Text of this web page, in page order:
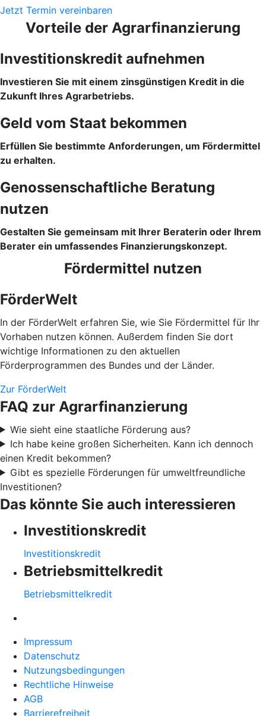
Jetzt Termin vereinbaren
Vorteile der Agrarfinanzierung
Investitionskredit aufnehmen
Investieren Sie mit einem zinsgünstigen Kredit in die
Zukunft Ihres Agrarbetriebs.
Geld vom Staat bekommen
Erfüllen Sie bestimmte Anforderungen, um Fördermittel
zu erhalten.
Genossenschaftliche Beratung
nutzen
Gestalten Sie gemeinsam mit Ihrer Beraterin oder Ihrem
Berater ein umfassendes Finanzierungskonzept.
Fördermittel nutzen
FörderWelt
In der FörderWelt erfahren Sie, wie Sie Fördermittel für Ihr
Vorhaben nutzen können. Außerdem finden Sie dort
wichtige Informationen zu den aktuellen
Förderprogrammen des Bundes und der Länder.
Zur FörderWelt
FAQ zur Agrarfinanzierung
Wie sieht eine staatliche Förderung aus?
Ich habe keine großen Sicherheiten. Kann ich dennoch
einen Kredit bekommen?
Gibt es spezielle Förderungen für umweltfreundliche
Investitionen?
Das könnte Sie auch interessieren
Investitionskredit
Investitionskredit
Betriebsmittelkredit
Betriebsmittelkredit
Impressum
Datenschutz
Nutzungsbedingungen
Rechtliche Hinweise
AGB
Barrierefreiheit